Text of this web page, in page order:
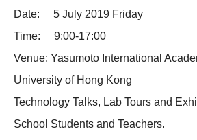
Date: 5 July 2019 Friday
Time: 9:00-17:00
Venue: Yasumoto International
University of Hong Kong
Technology Talks, Lab Tours and
School Students and Teachers.